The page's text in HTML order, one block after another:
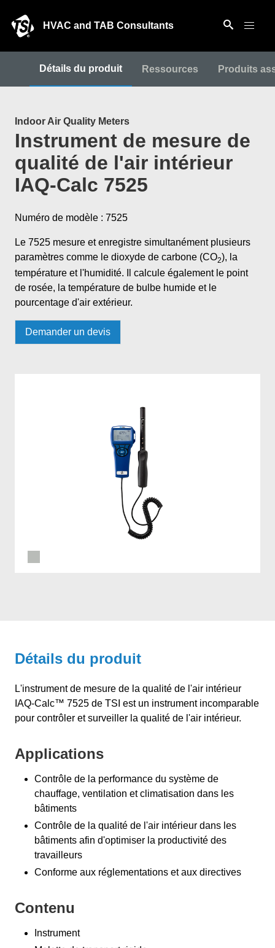
HVAC and TAB Consultants
Détails du produit Ressources Produits
Indoor Air Quality Meters
Instrument de mesure de
qualité de l'air intérieur
IAQ-Calc 7525
Numéro de modèle : 7525
Le 7525 mesure et enregistre simultanément plusieurs
paramètres comme le dioxyde de carbone (CO2), la
température et l'humidité. Il calcule également le point
de rosée, la température de bulbe humide et le
pourcentage d'air extérieur.
Demander un devis
Détails du produit
L'instrument de mesure de la qualité de l'air intérieur
IAQ-Calc™ 7525 de TSI est un instrument incomparable
pour contrôler et surveiller la qualité de l'air intérieur.
Applications
Contrôle de la performance du système de
chauffage, ventilation et climatisation dans les
bâtiments
Contrôle de la qualité de l'air intérieur dans les
bâtiments afin d'optimiser la productivité des
travailleurs
Conforme aux réglementations et aux directives
Contenu
Instrument